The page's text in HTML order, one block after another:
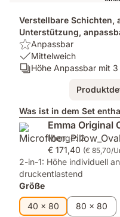
Verstellbare Schichten,
Unterstützung,
Highlight:
Anpassbar
Anpassbar
USP
1:
Mittelweich
Schichten:
3
Schichten
Höhe Anpassbar mit
Was ist in dem Set
Emma Original
Menge: 2
€ 171,40 (€ 85,70/
2-in-1: Höhe individuell
druckentlastend
Größe
40 x 80
80 x 80